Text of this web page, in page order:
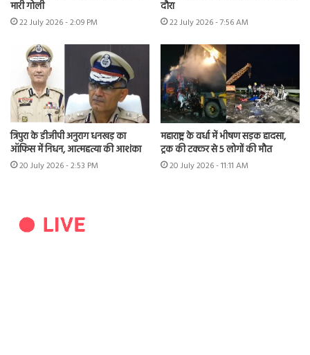
मारी गोली
22 July 2026 - 2:09 PM
दौरा
22 July 2026 - 7:56 AM
त्रिपुरा के डीजीपी अनुराग धनखड़ का
ऑफिस में निधन, आत्महत्या की आशंका
20 July 2026 - 2:53 PM
महाराष्ट्र के वर्धा में भीषण सड़क हादसा,
ट्रक की टक्कर से 5 लोगों की मौत
20 July 2026 - 11:11 AM